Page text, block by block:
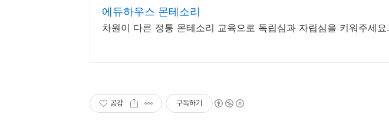
에듀하우스 몬테소리
차원이 다른 정통 몬테소리 교육으로 독립심과 자립심을 키워주세요.
공감 구독하기